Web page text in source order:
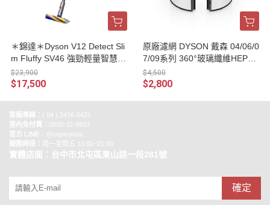
＊錦達＊Dyson V12 Detect Sli
m Fluffy SV46 強勁輕量智慧無
線吸塵器【新款】可升級拖地
套件組
$23,900
$17,500
原廠濾網 DYSON 戴森 04/06/0
7/09系列 360°玻璃纖維HEPA
+活性碳濾網
$4,500
$2,800
客服專線：
( 04 ) 2436-5421
室內免付費：
0800-32-9933
官方 LINE：
@superjinda
服務時段：
周一至周五 10:00~21:00
實體店面：台中市北屯區東山路一段281號
確定